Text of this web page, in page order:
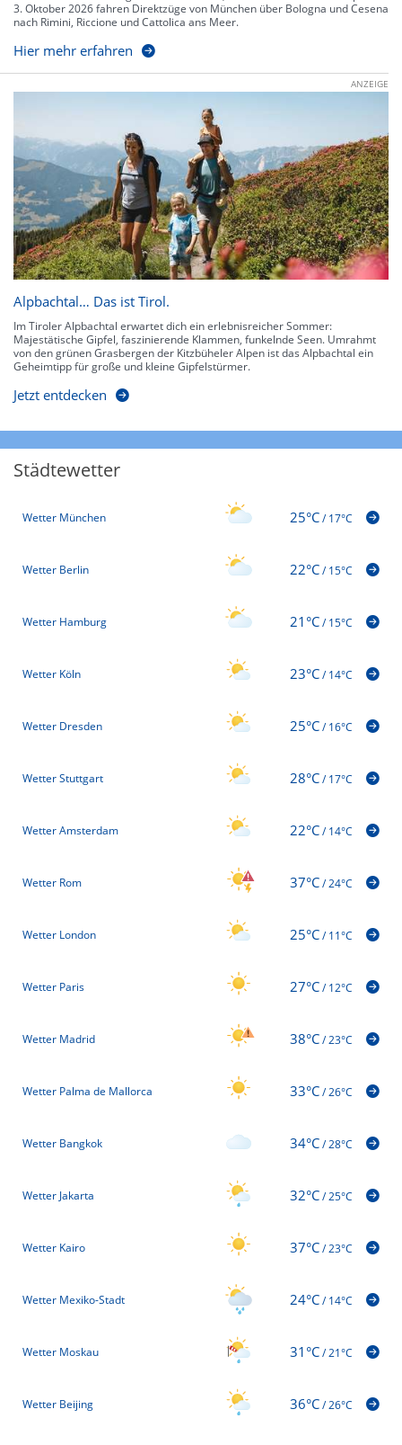
3. Oktober 2026 fahren Direktzüge von München über Bologna und Cesena
nach Rimini, Riccione und Cattolica ans Meer.
Hier mehr erfahren
ANZEIGE
Alpbachtal… Das ist Tirol.
Im Tiroler Alpbachtal erwartet dich ein erlebnisreicher Sommer:
Majestätische Gipfel, faszinierende Klammen, funkelnde Seen. Umrahmt
von den grünen Grasbergen der Kitzbüheler Alpen ist das Alpbachtal ein
Geheimtipp für große und kleine Gipfelstürmer.
Jetzt entdecken
Städtewetter
Wetter München 25°C/17°C
Wetter Berlin 22°C/15°C
Wetter Hamburg 21°C/15°C
Wetter Köln 23°C/14°C
Wetter Dresden 25°C/16°C
Wetter Stuttgart 28°C/17°C
Wetter Amsterdam 22°C/14°C
Wetter Rom 37°C/24°C
Wetter London 25°C/11°C
Wetter Paris 27°C/12°C
Wetter Madrid 38°C/23°C
Wetter Palma de Mallorca 33°C/26°C
Wetter Bangkok 34°C/28°C
Wetter Jakarta 32°C/25°C
Wetter Kairo 37°C/23°C
Wetter Mexiko-Stadt 24°C/14°C
Wetter Moskau 31°C/21°C
Wetter Beijing 36°C/26°C